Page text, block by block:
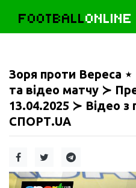
FOOTBALLONLINE
Зоря проти Вереса
та відео матчу ≻
13.04.2025 ≻ Відео
СПОРТ.UA